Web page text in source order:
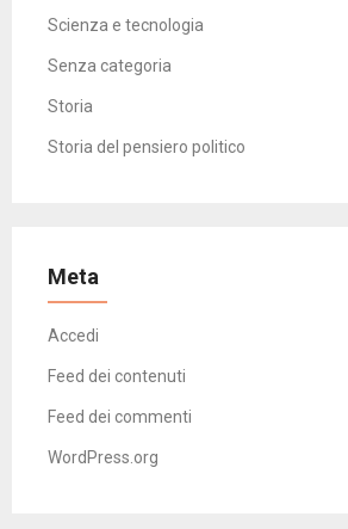
Scienza e tecnologia
Senza categoria
Storia
Storia del pensiero politico
Meta
Accedi
Feed dei contenuti
Feed dei commenti
WordPress.org